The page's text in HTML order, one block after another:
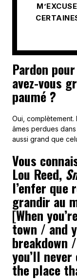
Pardon
avez-vous
paumé ?
Oui, complètement.
âmes perdues
aussi grand que
Vous
Lou Reed,
l’enfer que
grandir au
[When
town / and
breakdown
you’ll
the place